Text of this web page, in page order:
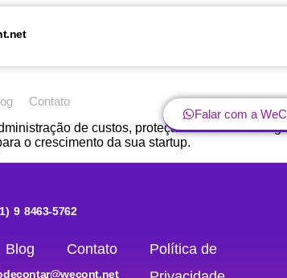
Contato
Falar com a
de custos, proteção contra riscos e
o crescimento da sua startup.
Blog Contato
Política de
9 8463-5762